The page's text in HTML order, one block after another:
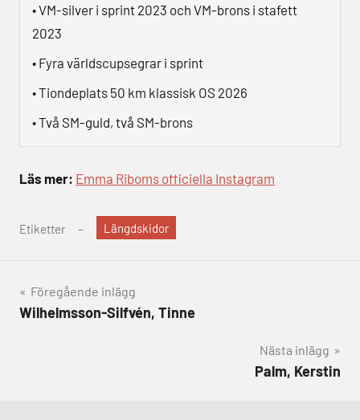
• VM-silver i sprint 2023 och VM-brons i stafett
2023
• Fyra världscupsegrar i sprint
• Tiondeplats 50 km klassisk OS 2026
• Två SM-guld, två SM-brons
Läs mer: Emma Riboms officiella Instagram
Etiketter Längdskidor
Inläggsnavigering
Föregående inlägg
Wilhelmsson-Silfvén, Tinne
Nästa inlägg
Palm, Kerstin